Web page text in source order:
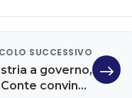
SUCCESSIVO
a governo,
convinca